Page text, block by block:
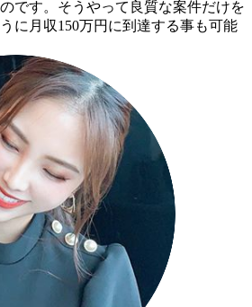
です。そうやって良質な案件だけを
に月収150万円に到達する事も可能